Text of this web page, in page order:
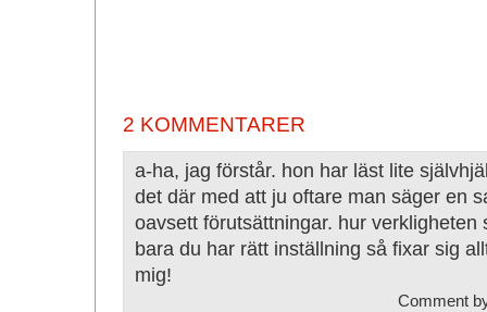
2 KOMMENTARER
a-ha, jag förstår. hon har läst lite
det där med att ju oftare man säger en
oavsett förutsättningar. hur verkligheten
bara du har rätt inställning så fixar sig
mig!
Comment